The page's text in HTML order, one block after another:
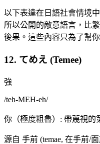
以下表達在日語社會情境
所以公開的敵意語言，比
後果。這些內容只為了幫你
12. てめえ (Temee)
強
/teh-MEH-eh/
你（極度粗魯）: 帶蔑視的
源自 手前 (temae, 在手前/